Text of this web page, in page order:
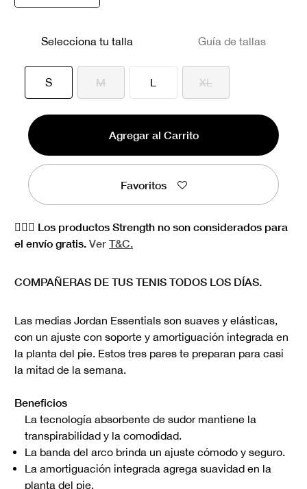
Selecciona tu talla Guía de tallas
Sseleccionado
M L XL
Agregar al Carrito
Favoritos
🏋🏻‍♀️ Los productos Strength no son considerados para
el envío gratis. Ver T&C.
COMPAÑERAS DE TUS TENIS TODOS LOS DÍAS.
Las medias Jordan Essentials son suaves y elásticas,
con un ajuste con soporte y amortiguación integrada en
la planta del pie. Estos tres pares te preparan para casi
la mitad de la semana.
Beneficios
La tecnología absorbente de sudor mantiene la
transpirabilidad y la comodidad.
La banda del arco brinda un ajuste cómodo y seguro.
La amortiguación integrada agrega suavidad en la
planta del pie.